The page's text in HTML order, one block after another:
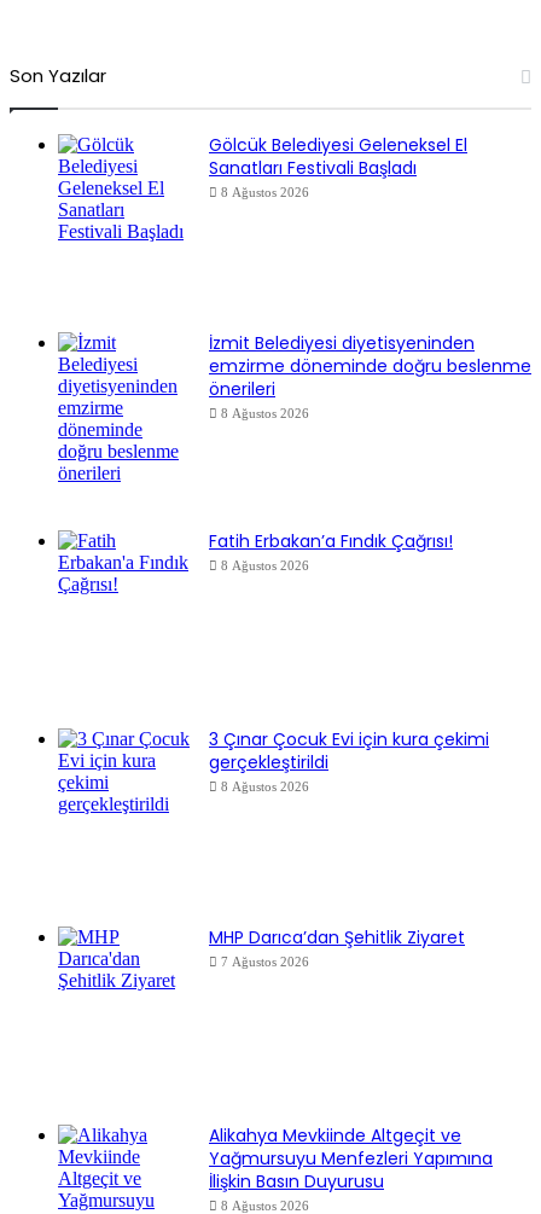
Son Yazılar
Gölcük Belediyesi Geleneksel El
Sanatları Festivali Başladı
8 Ağustos 2026
İzmit Belediyesi diyetisyeninden
emzirme döneminde doğru beslenme
önerileri
8 Ağustos 2026
Fatih Erbakan’a Fındık Çağrısı!
8 Ağustos 2026
3 Çınar Çocuk Evi için kura çekimi
gerçekleştirildi
8 Ağustos 2026
MHP Darıca’dan Şehitlik Ziyaret
7 Ağustos 2026
Alikahya Mevkiinde Altgeçit ve
Yağmursuyu Menfezleri Yapımına
İlişkin Basın Duyurusu
8 Ağustos 2026